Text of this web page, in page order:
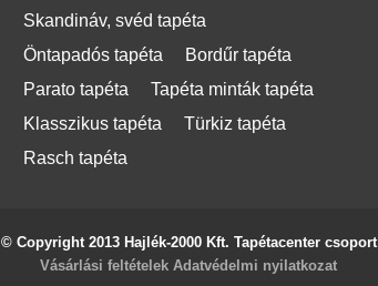
Skandináv, svéd tapéta
Öntapadós tapéta
Bordűr tapéta
Parato tapéta
Tapéta minták tapéta
Klasszikus tapéta
Türkiz tapéta
Rasch tapéta
© Copyright 2013 Hajlék-2000 Kft. Tapétacenter csoport
Vásárlási feltételek Adatvédelmi nyilatkozat